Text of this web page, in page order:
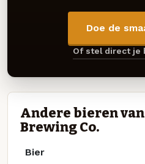
Doe de
Of stel direct je
Andere bieren
Brewing Co.
Bier